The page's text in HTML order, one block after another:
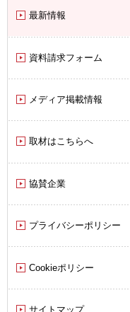
最新情報
資料請求フォーム
メディア掲載情報
取材はこちらへ
協賛企業
プライバシーポリシー
Cookieポリシー
サイトマップ